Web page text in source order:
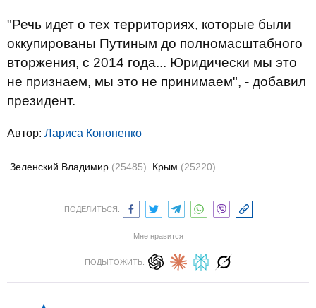
"Речь идет о тех территориях, которые были
оккупированы Путиным до полномасштабного
вторжения, с 2014 года... Юридически мы это
не признаем, мы это не принимаем", - добавил
президент.
Автор: Лариса Кононенко
Зеленский Владимир (25485) Крым (25220)
ПОДЕЛИТЬСЯ:
Мне нравится
ПОДЫТОЖИТЬ: